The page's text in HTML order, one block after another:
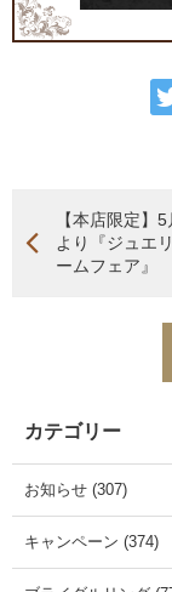
【本店限定】
より『ジュエ
ームフェア』
カテゴリー
お知らせ (307)
キャンペーン (374)